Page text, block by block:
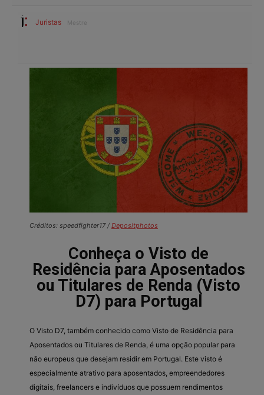
Juristas Mestre
Créditos: speedfighter17 / Depositphotos
Conheça o Visto de
Residência para Aposentados
ou Titulares de Renda (Visto
D7) para Portugal
O Visto D7, também conhecido como Visto de Residência para
Aposentados ou Titulares de Renda, é uma opção popular para
não europeus que desejam residir em Portugal. Este visto é
especialmente atrativo para aposentados, empreendedores
digitais, freelancers e indivíduos que possuem rendimentos